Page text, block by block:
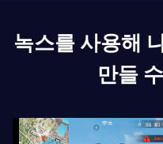
녹스를 사용해
만들